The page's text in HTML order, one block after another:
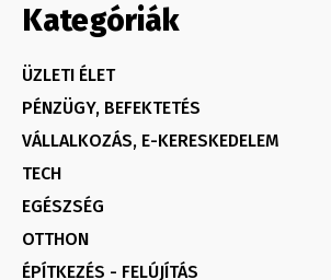
Kategóriák
ÜZLETI ÉLET
PÉNZÜGY, BEFEKTETÉS
VÁLLALKOZÁS, E-KERESKEDELEM
TECH
EGÉSZSÉG
OTTHON
ÉPÍTKEZÉS - FELÚJÍTÁS